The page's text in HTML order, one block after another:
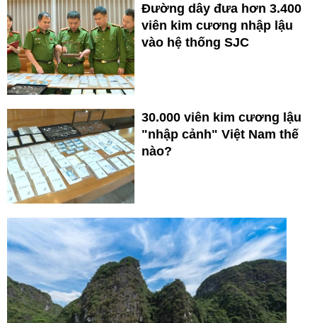
Đường dây đưa hơn 3.400
viên kim cương nhập lậu
vào hệ thống SJC
30.000 viên kim cương lậu
"nhập cảnh" Việt Nam thế
nào?